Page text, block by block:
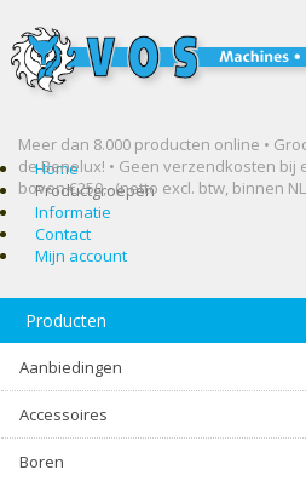
Meer dan 8.000 producten online •
de Benelux! • Geen verzendkosten bij
boven €250,- (netto excl. btw, binnen
Home
Productgroepen
Informatie
Contact
Mijn account
Producten
Aanbiedingen
Accessoires
Boren